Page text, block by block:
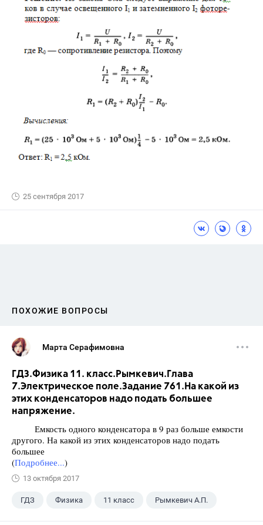
25 сентября 2017
ПОХОЖИЕ ВОПРОСЫ
Марта Серафимовна
ГДЗ.Физика 11. класс.Рымкевич.Глава
7.Электрическое поле.Задание 761.На какой из
этих конденсаторов надо подать большее
напряжение.
Емкость одного конденсатора в 9 раз больше емкости
другого. На какой из этих конденсаторов надо подать
большее
(Подробнее...)
13 октября 2017
ГДЗ Физика 11 класс Рымкевич А.П.